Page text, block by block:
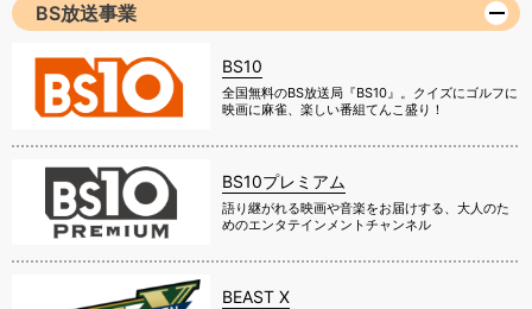
BS放送事業
BS10
全国無料のBS放送局『BS10』。クイズにゴルフに
映画に麻雀、楽しい番組てんこ盛り！
BS10プレミアム
語り継がれる映画や音楽をお届けする、大人のた
めのエンタテインメントチャンネル
BEAST X